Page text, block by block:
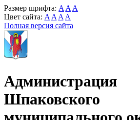
Размер шрифта: A A A
Цвет сайта: A A A A
Полная версия сайта
Администрация
Шпаковского